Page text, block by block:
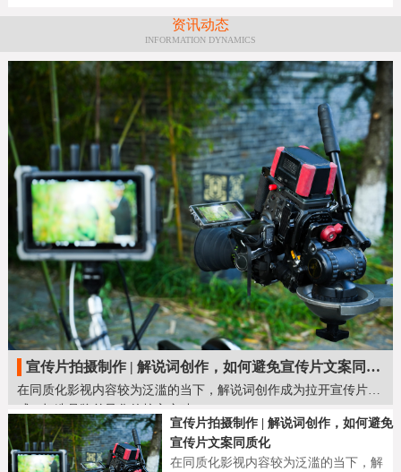
资讯动态
INFORMATION DYNAMICS
宣传片拍摄制作 | 解说词创作，如何避免宣传片文案同质化
在同质化影视内容较为泛滥的当下，解说词创作成为拉开宣传片质
宣传片拍摄制作 | 解说词创作，如何避免
宣传片文案同质化
在同质化影视内容较为泛滥的当下，解